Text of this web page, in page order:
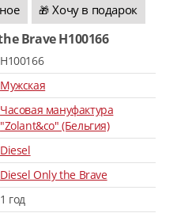
🎁 Хочу в подарок
Brave H100166
H100166
Мужская
Часовая мануфактура
"Zolant&co" (Бельгия)
Diesel
Diesel Only the Brave
1 год